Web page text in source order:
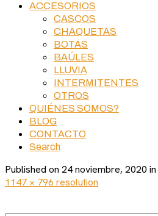
ACCESORIOS
CASCOS
CHAQUETAS
BOTAS
BAÚLES
LLUVIA
INTERMITENTES
OTROS
QUIÉNES SOMOS?
BLOG
CONTACTO
Search
Published on 24 noviembre, 2020 in
1147 × 796 resolution